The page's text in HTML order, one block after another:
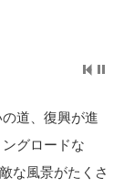
道、復興が進
グロードな
な風景がたくさ